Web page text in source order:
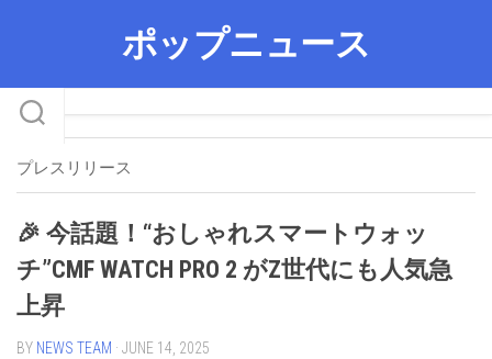
ポップニュース
プレスリリース
🎉 今話題！“おしゃれスマートウォッ
チ”CMF WATCH PRO 2 がZ世代にも人気急
上昇
BY NEWS TEAM · JUNE 14, 2025